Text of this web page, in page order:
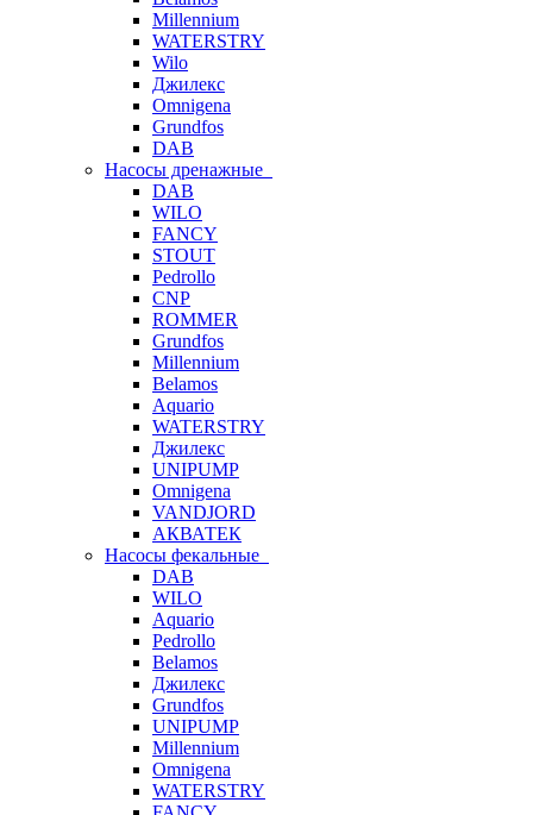
Millennium
WATERSTRY
Wilo
Джилекс
Omnigena
Grundfos
DAB
Насосы дренажные
DAB
WILO
FANCY
STOUT
Pedrollo
CNP
ROMMER
Grundfos
Millennium
Belamos
Aquario
WATERSTRY
Джилекс
UNIPUMP
Omnigena
VANDJORD
АКВАТЕК
Насосы фекальные
DAB
WILO
Aquario
Pedrollo
Belamos
Джилекс
Grundfos
UNIPUMP
Millennium
Omnigena
WATERSTRY